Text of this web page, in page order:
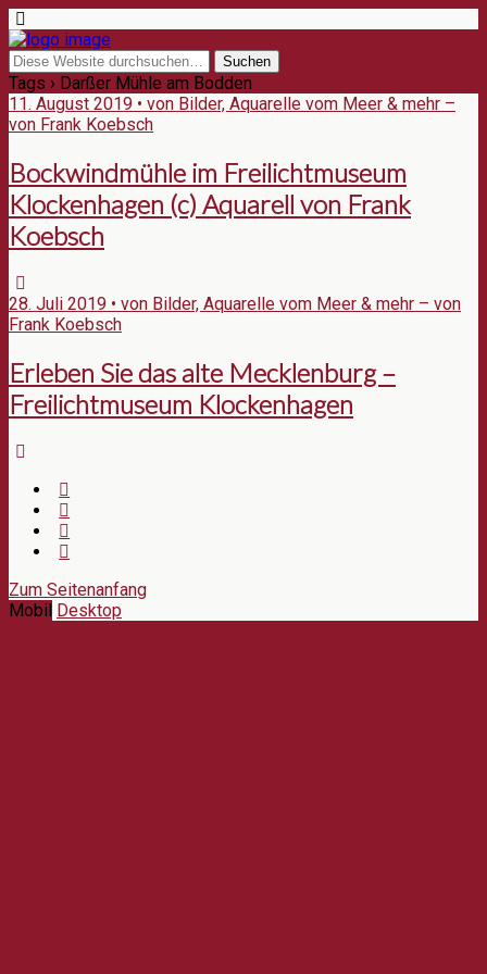
Tags › Darßer Mühle am Bodden
11. August 2019 • von Bilder, Aquarelle vom Meer & mehr –
von Frank Koebsch
Bockwindmühle im Freilichtmuseum
Klockenhagen (c) Aquarell von Frank
Koebsch
28. Juli 2019 • von Bilder, Aquarelle vom Meer & mehr – von
Frank Koebsch
Erleben Sie das alte Mecklenburg –
Freilichtmuseum Klockenhagen
Zum Seitenanfang
Mobil Desktop